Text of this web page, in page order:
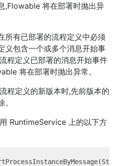
,Flowable 将在部署时抛出异
所有已部署的流程定义中必须
义包含一个或多个消息开始事
程定义已部署的消息开始事件
将在部署时抛出异常。
程定义的新版本时,先前版本的
RuntimeService 上的以下方